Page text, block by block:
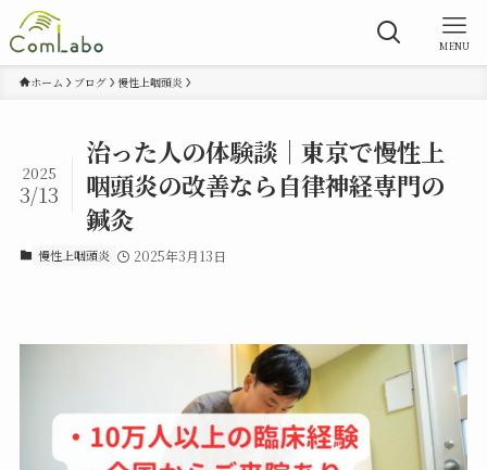
MENU
ホーム ブログ 慢性上咽頭炎
治った人の体験談｜東京で慢性上
咽頭炎の改善なら自律神経専門の
鍼灸
2025
3/13
慢性上咽頭炎 2025年3月13日